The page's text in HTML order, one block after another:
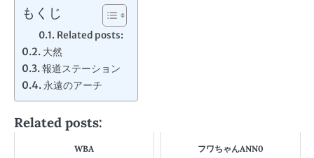
もくじ
Related posts:
大然
報道ステーション
永遠のアーチ
Related posts:
WBA フワちゃんANN0